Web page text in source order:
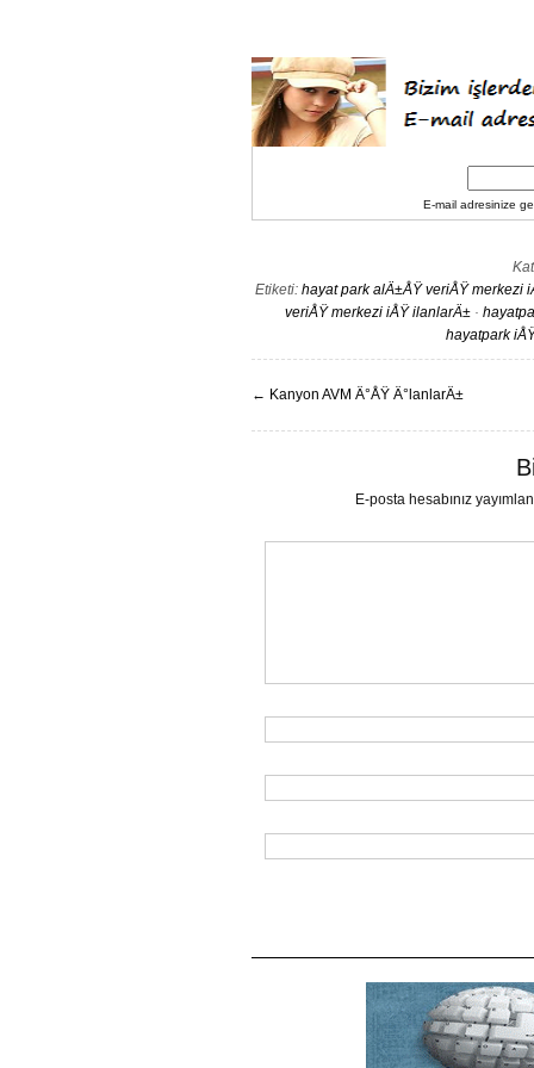
E-mail adresinize
Etiketi: hayat park alÄ±ÅŸ veriÅŸ merkezi
veriÅŸ merkezi iÅŸ ilanlarÄ±·
hayatpark
← Kanyon AVM Ä°ÅŸ Ä°lanlarÄ±
E-posta hesabınız